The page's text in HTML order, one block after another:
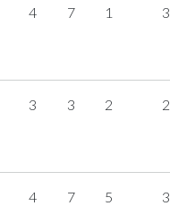
4 7 1 3
3 3 2 2
4 7 5 3